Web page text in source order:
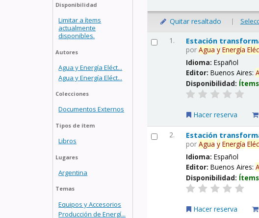
Disponibilidad
Limitar a ítems
actualmente
disponibles.
Autores
Agua y Energía Eléct...
Agua y Energía Eléct...
Colecciones
Documentos Externos
Tipos de ítem
Libros
Lugares
Argentina
Temas
Equipos y Accesorios
Producción de Energí...
Quitar resaltado |
1. Estación
porAgua y Energía
Idioma:Español
Editor:Buenos Aires:
Disponibilidad:
Hacer reserva
2. Estación
porAgua y Energía
Idioma:Español
Editor:Buenos Aires:
Disponibilidad:
Hacer reserva